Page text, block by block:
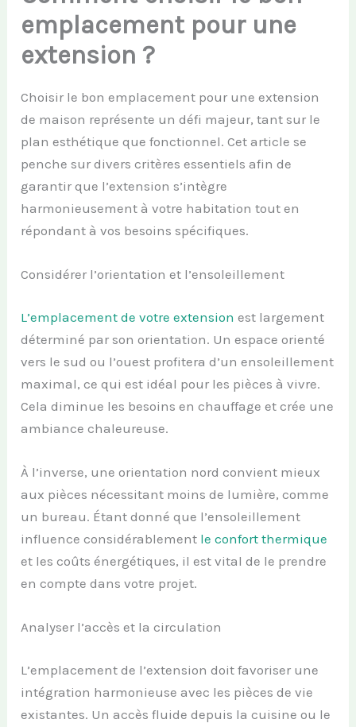
emplacement pour une
extension ?
Choisir le bon emplacement pour une extension
de maison représente un défi majeur, tant sur le
plan esthétique que fonctionnel. Cet article se
penche sur divers critères essentiels afin de
garantir que l’extension s’intègre
harmonieusement à votre habitation tout en
répondant à vos besoins spécifiques.
Considérer l’orientation et l’ensoleillement
L’emplacement de votre extension est largement
déterminé par son orientation. Un espace orienté
vers le sud ou l’ouest profitera d’un ensoleillement
maximal, ce qui est idéal pour les pièces à vivre.
Cela diminue les besoins en chauffage et crée une
ambiance chaleureuse.
À l’inverse, une orientation nord convient mieux
aux pièces nécessitant moins de lumière, comme
un bureau. Étant donné que l’ensoleillement
influence considérablement le confort thermique
et les coûts énergétiques, il est vital de le prendre
en compte dans votre projet.
Analyser l’accès et la circulation
L’emplacement de l’extension doit favoriser une
intégration harmonieuse avec les pièces de vie
existantes. Un accès fluide depuis la cuisine ou le